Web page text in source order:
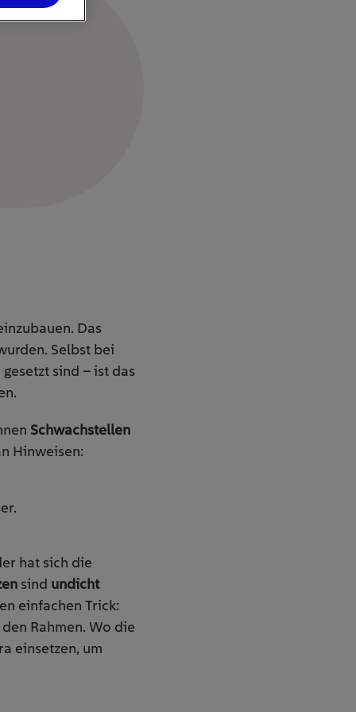
Das
Selbst bei
sind – ist das
Schwachstellen
Hinweisen:
hat sich die
sind undicht
einfachen Trick:
Rahmen. Wo die
einsetzen, um